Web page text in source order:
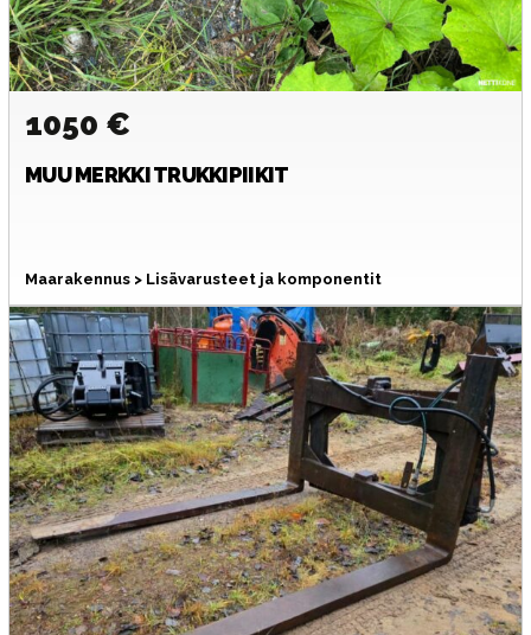
1050 €
MUU MERKKITRUKKIPIIKIT
Maarakennus > Lisävarusteet ja komponentit